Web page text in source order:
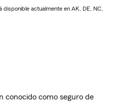
actualmente en AK, DE, NC,
conocido como seguro de